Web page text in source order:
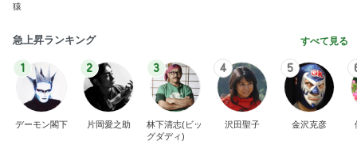
猿
急上昇ランキング すべて見る
1
デーモン閣下
2
片岡愛之助
3
林下清志(ビッ
グダディ)
4
沢田聖子
5
金沢克彦